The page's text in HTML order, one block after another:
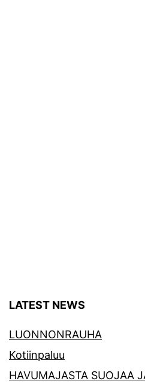
LATEST NEWS
LUONNONRAUHA
Kotiinpaluu
HAVUMAJASTA SUOJAA